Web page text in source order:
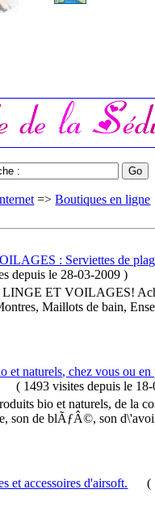
=>Boutiques en ligne
: Serviettes de
depuis le 28-03-2009 )
LINGE ET VOILAGES!
Maillots de bain,
et naturels, chez vous ou en
( 1493 visitesdepuis le
bio et naturels, de la
son de blÃƒÂ©, son
et accessoires d'airsoft. (